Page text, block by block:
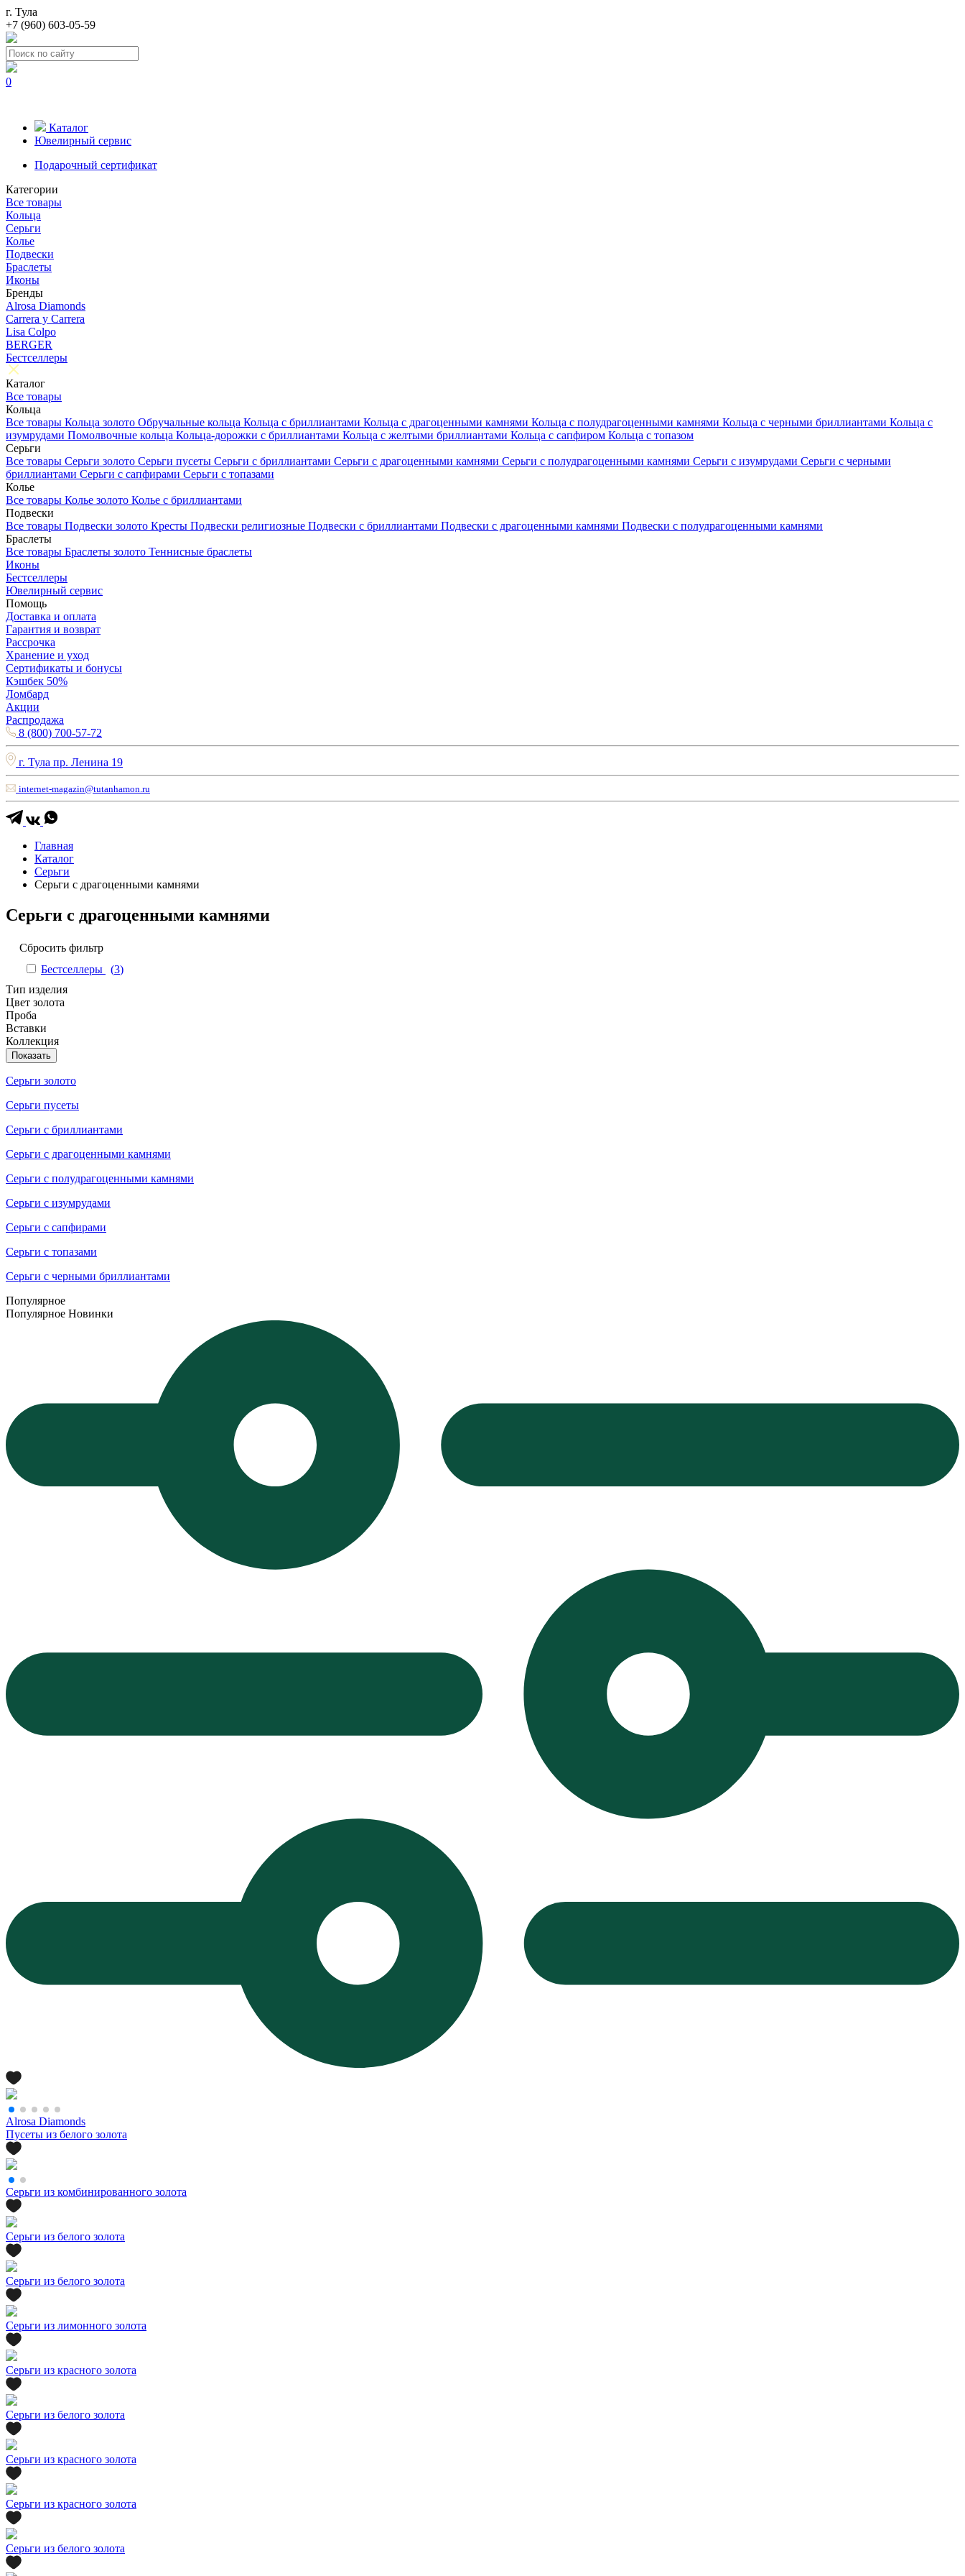
г. Тула
+7 (960) 603-05-59
0
Каталог
Ювелирный сервис
Подарочный сертификат
Категории
Все товары
Кольца
Серьги
Колье
Подвески
Браслеты
Иконы
Бренды
Alrosa Diamonds
Carrera y Carrera
Lisa Colpo
BERGER
Бестселлеры
Каталог
Все товары
Кольца
Все товары Кольца золото Обручальные кольца Кольца с бриллиантами Кольца с драгоценными камнями Кольца с полудрагоценными камнями Кольца с черными бриллиантами Кольца с
изумрудами Помолвочные кольца Кольца-дорожки с бриллиантами Кольца с желтыми бриллиантами Кольца с сапфиром Кольца с топазом
Серьги
Все товары Серьги золото Серьги пусеты Серьги с бриллиантами Серьги с драгоценными камнями Серьги с полудрагоценными камнями Серьги с изумрудами Серьги с черными
бриллиантами Серьги с сапфирами Серьги с топазами
Колье
Все товары Колье золото Колье с бриллиантами
Подвески
Все товары Подвески золото Кресты Подвески религиозные Подвески с бриллиантами Подвески с драгоценными камнями Подвески с полудрагоценными камнями
Браслеты
Все товары Браслеты золото Теннисные браслеты
Иконы
Бестселлеры
Ювелирный сервис
Помощь
Доставка и оплата
Гарантия и возврат
Рассрочка
Хранение и уход
Сертификаты и бонусы
Кэшбек 50%
Ломбард
Акции
Распродажа
8 (800) 700-57-72
г. Тула пр. Ленина 19
internet-magazin@tutanhamon.ru
Главная
Каталог
Серьги
Серьги с драгоценными камнями
Серьги с драгоценными камнями
Сбросить фильтр
Бестселлеры
(3)
Тип изделия
Цвет золота
Проба
Вставки
Коллекция
Показать
Серьги золото
Серьги пусеты
Серьги с бриллиантами
Серьги с драгоценными камнями
Серьги с полудрагоценными камнями
Серьги с изумрудами
Серьги с сапфирами
Серьги с топазами
Серьги с черными бриллиантами
Популярное
Популярное Новинки
Alrosa Diamonds
Пусеты из белого золота
Серьги из комбинированного золота
Серьги из белого золота
Серьги из белого золота
Серьги из лимонного золота
Серьги из красного золота
Серьги из белого золота
Серьги из красного золота
Серьги из красного золота
Серьги из белого золота